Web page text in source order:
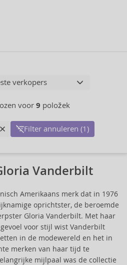
voor 9 položek
Filter annuleren (1)
Vanderbilt
Amerikaans merk dat in 1976
oprichtster, de beroemde
Gloria Vanderbilt. Met haar
voor stijl wist Vanderbilt
in de modewereld en het in
merken van haar tijd te
mijlpaal was de collectie